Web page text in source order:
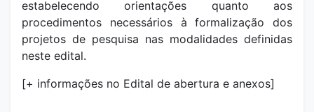
estabelecendo orientações quanto aos
procedimentos necessários à formalização dos
projetos de pesquisa nas modalidades definidas
neste edital.
[+ informações no Edital de abertura e anexos]